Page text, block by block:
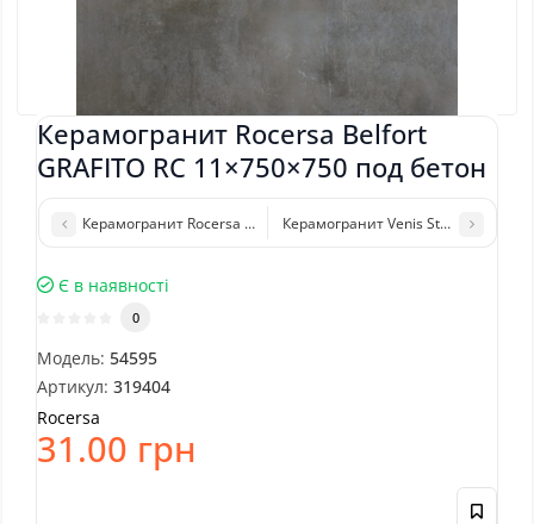
Керамогранит Rocersa Belfort
GRAFITO RC 11×750×750 под бетон
Керамогранит Rocersa Event SUGAR WHITE REC 11×750×750
Керамогранит Venis Starwood
Є в наявності
0
Модель: 54595
Артикул: 319404
Rocersa
31.00 грн